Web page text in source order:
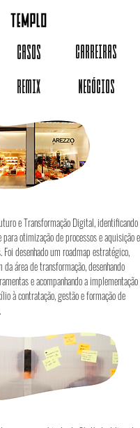
NEGÓCIOS
CASOS
CARREIRAS
REMIX
e Transformação Digital, identificando
otimização de processos e aquisição e
desenhado um roadmap estratégico,
área de transformação, desenhando
e acompanhando a implementação
à contratação, gestão e formação de